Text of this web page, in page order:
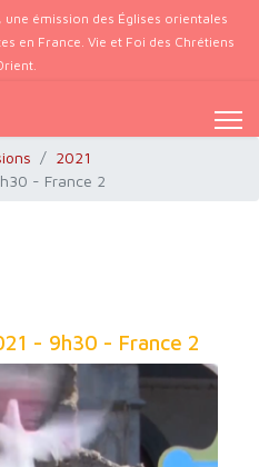
émission des Églises orientales
en France. Vie et Foi des Chrétiens
2021
- France 2
- 9h30 - France 2